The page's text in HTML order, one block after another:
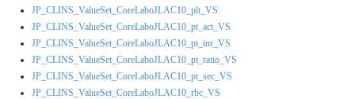
JP_CLINS_ValueSet_CoreLaboJLAC10_plt_VS
JP_CLINS_ValueSet_CoreLaboJLAC10_pt_act_VS
JP_CLINS_ValueSet_CoreLaboJLAC10_pt_inr_VS
JP_CLINS_ValueSet_CoreLaboJLAC10_pt_ratio_VS
JP_CLINS_ValueSet_CoreLaboJLAC10_pt_sec_VS
JP_CLINS_ValueSet_CoreLaboJLAC10_rbc_VS